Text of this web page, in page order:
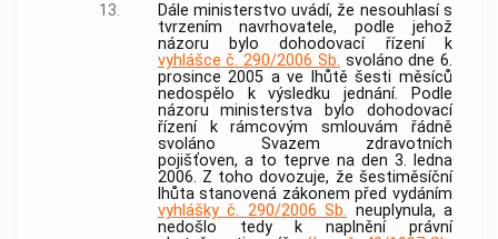
13.
Dále ministerstvo uvádí, že nesouhlasí s
tvrzením navrhovatele, podle jehož
názoru bylo dohodovací řízení k
vyhlášce č. 290/2006 Sb. svoláno dne 6.
prosince 2005 a ve lhůtě šesti měsíců
nedospělo k výsledku jednání. Podle
názoru ministerstva bylo dohodovací
řízení k rámcovým smlouvám řádně
svoláno Svazem zdravotních
pojišťoven, a to teprve na den 3. ledna
2006. Z toho dovozuje, že šestiměsíční
lhůta stanovená zákonem před vydáním
vyhlášky č. 290/2006 Sb. neuplynula, a
nedošlo tedy k naplnění právní